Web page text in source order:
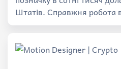
Штатів. Справжня робота